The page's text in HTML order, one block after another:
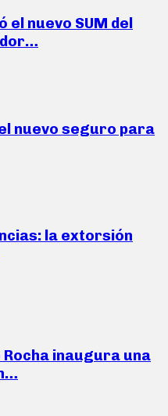
nuevo SUM del
nuevo seguro para
la extorsión
Rocha inaugura una